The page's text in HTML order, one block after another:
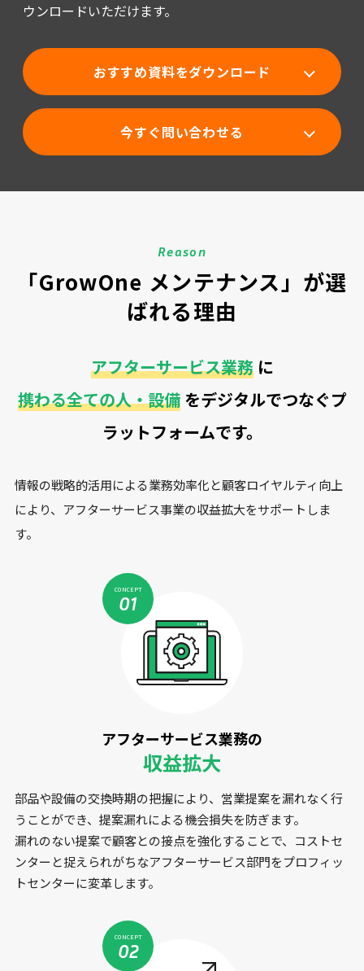
ウンロードいただけます。
おすすめ資料をダウンロード
今すぐ問い合わせる
Reason
「GrowOne メンテナンス」が選
ばれる理由
アフターサービス業務に
携わる全ての人・設備をデジタルでつなぐプ
ラットフォームです。
情報の戦略的活用による業務効率化と顧客ロイヤルティ向上
により、アフターサービス事業の収益拡大をサポートしま
す。
CONCEPT
01
アフターサービス業務の
収益拡大
部品や設備の交換時期の把握により、営業提案を漏れなく行
うことができ、提案漏れによる機会損失を防ぎます。
漏れのない提案で顧客との接点を強化することで、コストセ
ンターと捉えられがちなアフターサービス部門をプロフィッ
トセンターに変革します。
CONCEPT
02